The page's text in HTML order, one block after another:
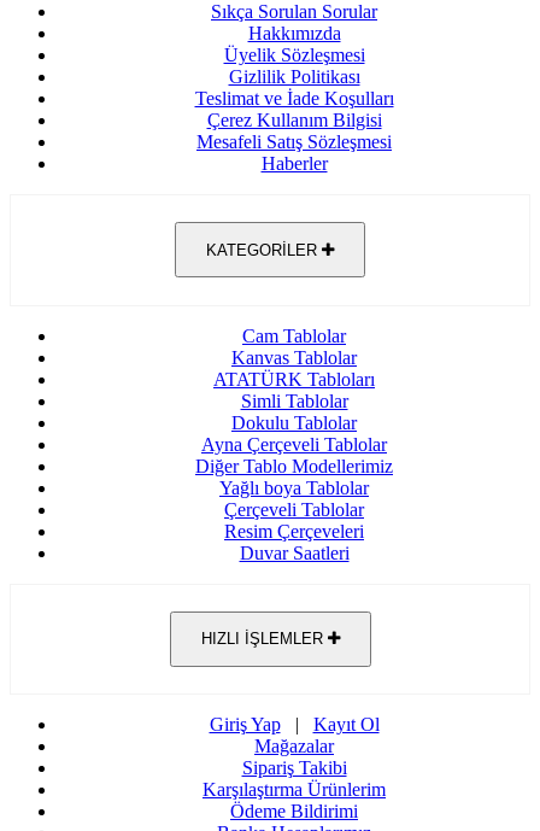
Sıkça Sorulan Sorular
Hakkımızda
Üyelik Sözleşmesi
Gizlilik Politikası
Teslimat ve İade Koşulları
Çerez Kullanım Bilgisi
Mesafeli Satış Sözleşmesi
Haberler
KATEGORİLER
Cam Tablolar
Kanvas Tablolar
ATATÜRK Tabloları
Simli Tablolar
Dokulu Tablolar
Ayna Çerçeveli Tablolar
Diğer Tablo Modellerimiz
Yağlı boya Tablolar
Çerçeveli Tablolar
Resim Çerçeveleri
Duvar Saatleri
HIZLI İŞLEMLER
Giriş Yap| Kayıt Ol
Mağazalar
Sipariş Takibi
Karşılaştırma Ürünlerim
Ödeme Bildirimi